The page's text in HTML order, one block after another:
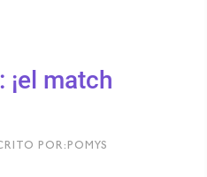
match
POR:POMYS